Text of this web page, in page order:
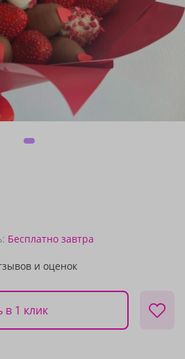
Бесплатно завтра
и оценок
в 1 клик